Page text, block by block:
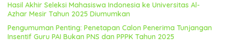
Hasil Akhir Seleksi Mahasiswa Indonesia ke Universitas Al-
Azhar Mesir Tahun 2025 Diumumkan
Pengumuman Penting: Penetapan Calon Penerima Tunjangan
Insentif Guru PAI Bukan PNS dan PPPK Tahun 2025